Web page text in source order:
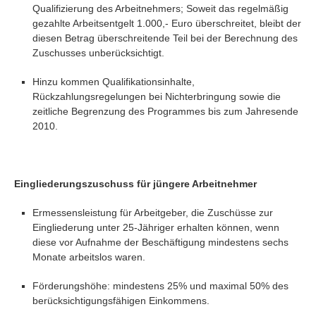
Qualifizierung des Arbeitnehmers; Soweit das regelmäßig
gezahlte Arbeitsentgelt 1.000,- Euro überschreitet, bleibt der
diesen Betrag überschreitende Teil bei der Berechnung des
Zuschusses unberücksichtigt.
Hinzu kommen Qualifikationsinhalte,
Rückzahlungsregelungen bei Nichterbringung sowie die
zeitliche Begrenzung des Programmes bis zum Jahresende
2010.
Eingliederungszuschuss für jüngere Arbeitnehmer
Ermessensleistung für Arbeitgeber, die Zuschüsse zur
Eingliederung unter 25-Jähriger erhalten können, wenn
diese vor Aufnahme der Beschäftigung mindestens sechs
Monate arbeitslos waren.
Förderungshöhe: mindestens 25% und maximal 50% des
berücksichtigungsfähigen Einkommens.